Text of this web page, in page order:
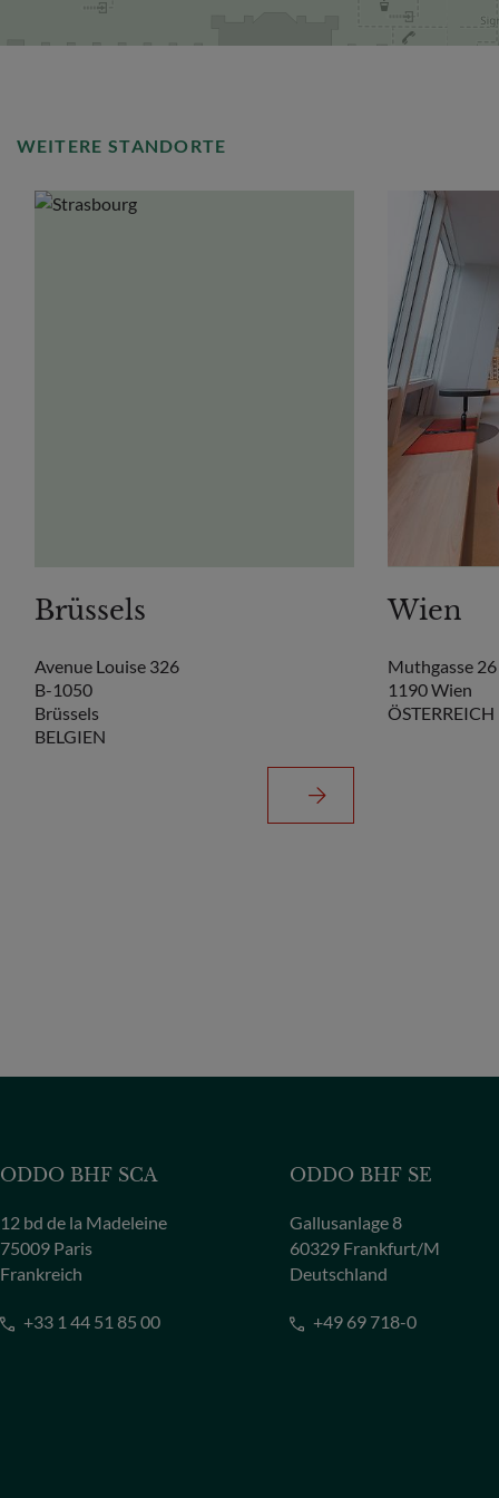
WEITERE STANDORTE
Brüssels
Avenue Louise 326
B-1050
Brüssels
BELGIEN
Wien
Muthgasse 26
1190 Wien
ÖSTERREICH
ODDO BHF SCA
12 bd de la Madeleine
75009 Paris
Frankreich
+33 1 44 51 85 00
ODDO BHF SE
Gallusanlage 8
60329 Frankfurt/M
Deutschland
+49 69 718-0